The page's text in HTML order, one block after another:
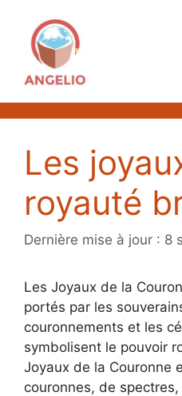
contenu
Les
royauté
8
Les Joyaux de la
portés par les
couronnements et les
symbolisent le pouvoir
Joyaux de la Couronne
couronnes, de